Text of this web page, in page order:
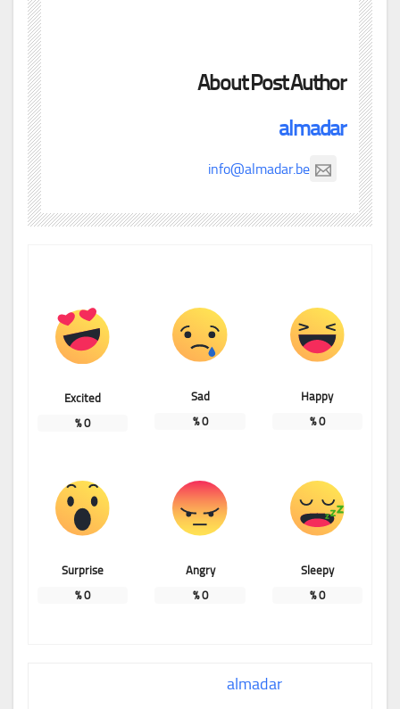
About Post Author
almadar
info@almadar.be
Happy
0
%
Sad
0
%
Excited
0
%
Sleepy
0
%
Angry
0
%
Surprise
0
%
almadar